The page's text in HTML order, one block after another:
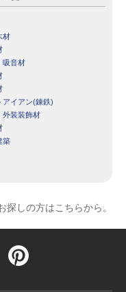
材
吸音材
アイアン(錬鉄)
外装装飾材
築
探しの方はこちらから。